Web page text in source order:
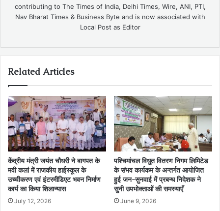
contributing to The Times of India, Delhi Times, Wire, ANI, PTI,
Nav Bharat Times & Business Byte and is now associated with
Local Post as Editor
Related Articles
केंद्रीय मंत्री जयंत चौधरी ने बागपत के
मवी कलां में राजकीय हाईस्कूल के
उच्चीकरण एवं इंटरमीडिएट भवन निर्माण
कार्य का किया शिलान्यास
July 12, 2026
पश्चिमांचल विधुत वितरण निगम लिमिटेड
के संभव कार्यकम के अन्तर्गत आयोजित
हुई जन-सुनवाई में प्रबन्ध निदेशक ने
सुनी उपभोक्ताओं की समस्याएँ
June 9, 2026